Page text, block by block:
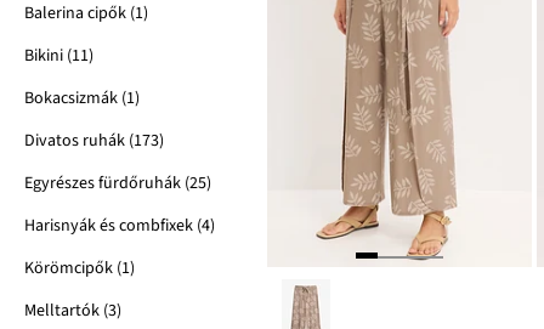
Balerina cipők (1)
Bikini (11)
Bokacsizmák (1)
Divatos ruhák (173)
Egyrészes fürdőruhák (25)
Harisnyák és combfixek (4)
Körömcipők (1)
Melltartók (3)